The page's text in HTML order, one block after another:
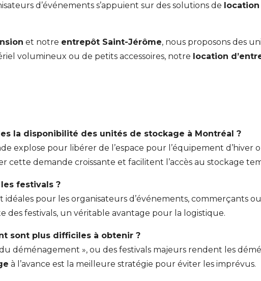
d’événements s’appuient sur des solutions de
et notre entrepôt Saint-Jérôme, nous proposons des
volumineux ou de petits accessoires, notre location
la disponibilité des unités de stockage à Montréal ?
explose pour libérer de l’espace pour l’équipement d’hiver
cette demande croissante et facilitent l’accès au stockage
festivals ?
pour les organisateurs d’événements, commerçants
festivals, un véritable avantage pour la logistique.
sont plus difficiles à obtenir ?
déménagement », ou des festivals majeurs rendent les
à l’avance est la meilleure stratégie pour éviter les imprévus.